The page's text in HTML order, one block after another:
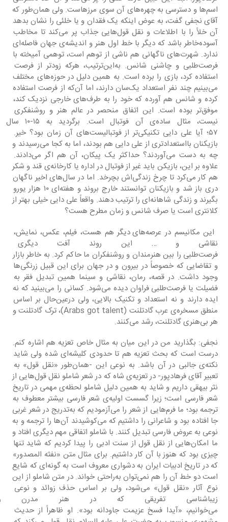
اسم‌ها و دسترسی به چهره‌های آن سوی مرزهاست. ولی همان‌طور که
آقای نجفی گفت، به عوض اینکه یک فقدان و یا خلئی را نشان بدهد
آن خلأ را با اطلاعات و نقل قول‌هایی جذاب پر می‌کند تا مخاطب
آسوده‌خاطر باشد که دیگر با خط اول هنر و اندیشه‌ی جهان فاصله‌ای
ندارد. شهرت‌های ناگهانی هم ناشی از توهم است، توهمی آمیخته با
فرصت‌طلبی و چاشنی شانس. به‌این‌ترتیب، هرکه زودتر از فرصت
استفاده کرد، بازی را برده است. به همین دلیل در حوزه‌های مختلف
می‌بینیم چند نفر استعداد یک‌سان دارند، اما آن‌که از فرصت استفاده
کرده و شانس هم آورده که خود را به طرف‌های خارجی نزدیک کند،
موفق‌تر بوده است. این اتفاق منحصر در عالم هنر و روشن‎فکری
نیست، مثال ساده‌ی آن
۵۷؛ آیا علی دایی تکنیکی‌تر از فوتبالیست‌های آن زمان بود؟ خیر.
بازیکنان بااستعدادتری از علی دایی هم بودند، اما به کجا می‌رسیدند و
چه به دست می‌آوردند؟ حداکثر یک پیکان، آن هم اگر می‌دادند.
علاوه بر این، بازیکن باید غیر از فوتبال در اداره یا کارخانه‌ی قند و شکر
هم کار می‌کرد تا چرخ زندگی‌اش بچرخد. اما در سال‌های اخیر ناگهان
دری باز شد و بازیکنان توانستند خارج بروند و هفته‌ای ۱۰ هزار یورو
بگیرند و زندگی شاهانه‌ای را ترتیب دهند. واقعاً علی دایی خیلی بهتر از
کلانتری است یا صرف شانس و زمان مطرح هست؟
این مکانیسم در عرصه‌های دیگر هم هست، فیلم، عکس، نمایش،
نقاشی و … این روند آفت دیگری
فرصت‌طلبی را بین هنرمندان و روشن‎فکران ما حاکم کرد. به خاطر بازار
و تقاضایی که خصوصاً در بیرون و در جهان برای این قبیل زرنگی‌ها
وجود داشت. در قصه، رمان، نقاشی و سینما همین تبدیل فقر به
فضیلت یا فرصت‌طلبی فراوان دیده می‌شود. کسانی را می‌بینید که نه
ایده دارند و نه استعداد و تکنیک بالایی، ولی درعین‌حال بر اساس
منطق مسخره‌ی عرب گادتلنت (Arabs got talent)، ترک گادتلنت و
هر بی‌هنری گادتلنت، رشد می‌کنند.
نجفی: بگذارید من در این میان به مثال خاص تعزیه هم اشاره کنم.
درست است که بحث تعزیه هم تا حدودی کلیشه‌ای شده ولی شاید
نکته‌ی جالبی در آن باشد. به نوعی این -همان‌طور «نقل قول» به
تعبیر آقای فرهادپور- در تعزیه‌ی شاه که در شعر شاملو نقل قول‌هایی از
نثر بیهقی داریم و شاید به همین دلیل شاملو لحظه‌ی مهمی در تاریخ
شعر فارسی است؛ زیرا گسست اولیه‌ی شعر فارسی بیشتر معطوف به
ترجمه بود؛ ما فرم‌هایی از شعر را می‌آزمودیم که به‌تدریج در شعر غربی
جا افتاده بود و شاعرانی را داشتیم که می‌کوشیدند آن‌ها را ترجمه و به
نوعی به عروض فارسی تبدیل کنند. با شاملو اتفاقی مهم دیگری افتاد و
ما امکان‌هایی از نقل قول از سنت ادبی را پیدا کردیم که شاید تنها
چیزی بود که هنوز با آن کار داشتیم. برای مثال متن «نفثه المصدور»
که در تاریخ ادبیات ایران به دشواری معروف است به گونه‌ای که شایع
است دو خط آن را هم نمی‌توان به‌راحتی خواند. در متن شاملو از این
نوع آثار «نقل قول» می‌شود، ولی بر اساس حذف زوائد و نوعی
زیباشناسی تفریقی که در هنر
می‌خوانیم، «آیدا فسخ عزیمت جاودانه بود». او ظاهراً از حدیث